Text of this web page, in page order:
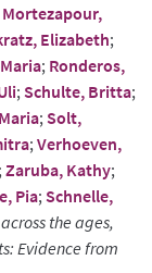
Mortezapour,
Elizabeth;
; Ronderos,
;Schulte, Britta;
;Solt,
;Verhoeven,
;Zaruba, Kathy;
Pia;Schnelle,
the ages,
Evidence from